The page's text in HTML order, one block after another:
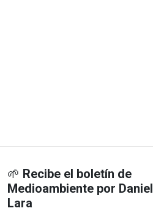
🌱 Recibe el boletín de
Medioambiente por Daniel
Lara